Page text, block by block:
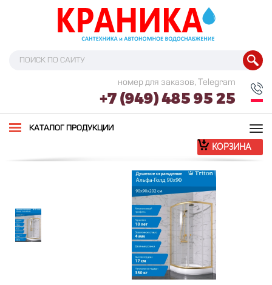
номер для заказов, Telegram
+7 (949) 485 95 25
КАТАЛОГ ПРОДУКЦИИ
КОРЗИНА